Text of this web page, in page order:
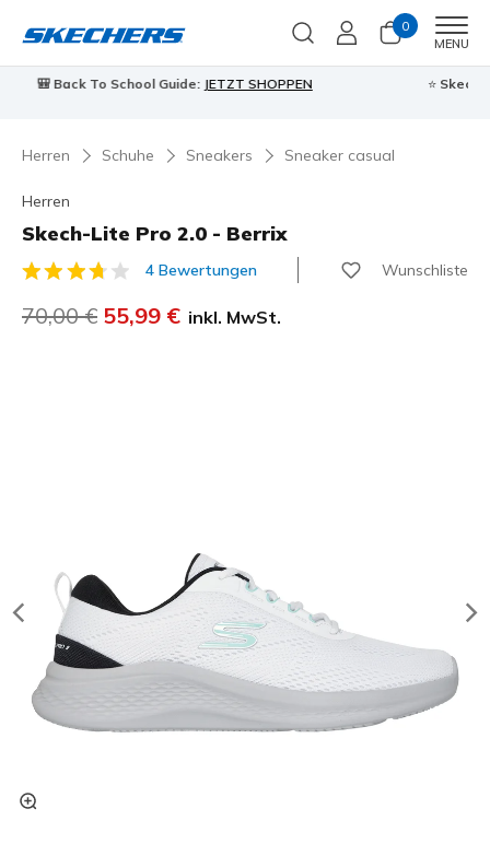
0
MENU
⭐Skechers VIP:45 Tage kostenlose Rückgabe für Mitglieder
Herren Schuhe Sneakers Sneaker casual
Herren
Skech-Lite Pro 2.0 - Berrix
5 von 5 Kundenbewertungen
4 Bewertungen Wunschliste
Reduziert von
70,00 € auf
55,99 € inkl. MwSt.